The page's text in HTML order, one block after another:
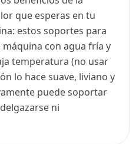
que esperas en tu
estos soportes para
máquina con agua fría y
temperatura (no usar
lo hace suave, liviano y
puede soportar
ni